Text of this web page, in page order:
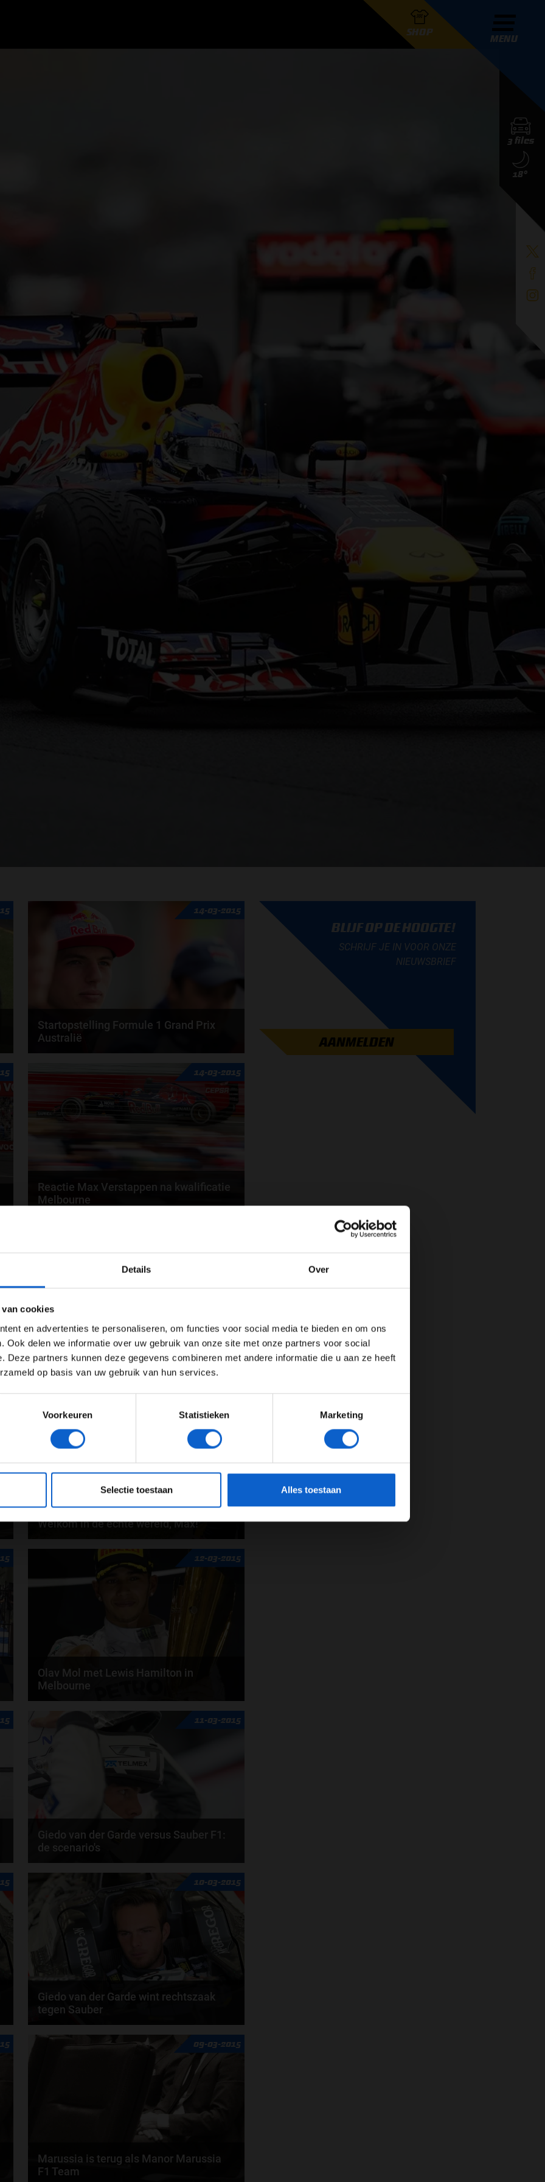
Details Over
van cookies
en advertenties te personaliseren, om functies voor social media te bieden en om ons
Ook delen we informatie over uw gebruik van onze site met onze partners voor social
Deze partners kunnen deze gegevens combineren met andere informatie die u aan ze heeft
op basis van uw gebruik van hun services.
Voorkeuren Statistieken Marketing
Selectie toestaan Alles toestaan
SHOP
MENU
3 files
18°
14-03-2015
Startopstelling Formule 1 Grand Prix
Australië
De race start straks om zes uur 's morgens,
Nederlandse tijd. Twijfelgeval qua deelname is14-03-2015
Reactie Max Verstappen na kwalificatie
Melbourne
F1 GP Australië resultaten vrije training
1 en 2
13-03-2015
Welkom in de echte wereld, Max!
Max Verstappen staat een warm welkom te
wachten als hij in Melbourne het circuit op komt12-03-2015
Olav Mol met Lewis Hamilton in
Melbourne
Voorafgaand aan de trainingen sprak Olav Mol
vandaag met de regerend wereldkampioen Formule
11-03-2015
Giedo van der Garde versus Sauber F1:
de scenario's
Het hoger beroep in de zaak Giedo van der Garde
versus Sauber staat op het punt van beginnen.10-03-2015
Giedo van der Garde wint rechtszaak
tegen Sauber
UPDATE 06:00 BEROEP WORDT BEHANDELD
DONDERDAG 9:30 AM LOKALE TIJD. UPDATE 02:40
09-03-2015
Marussia is terug als Manor Marussia
F1 Team
BLIJF OP DE HOOGTE!
SCHRIJF JE IN VOOR ONZE
NIEUWSBRIEF
AANMELDEN
MAX VERSTAPPEN
RACE GEMIST
AANMELDEN NIEUWSBRIEF
NEEM CONTACT OP
Advertentie instellingen
Toon alle alcoholische drankenadvertenties (18+)
Toon alle kansspelenadvertenties (24+)
JONGER DAN 24 24 JAAR OF OUDER
onsprivacybeleidvoor meer informatie over gegevensgebruik en -bescherming.